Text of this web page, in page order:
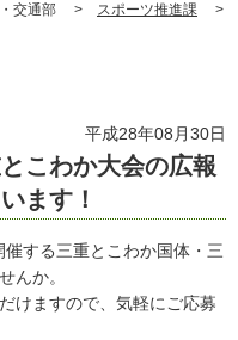
交通部 > スポーツ推進課 >
平成28年08月30日
こわか大会の広報
ます！
する三重とこわか国体・三
んか。
けますので、気軽にご応募